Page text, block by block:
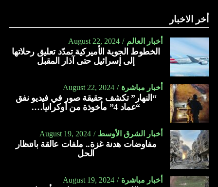
أخر الاخبار
أخبار العالم August 22, 2024
الخطوط الجوية الأميركية تمدّد تعليق رحلاتها
إلى إسرائيل حتى آذار المقبل
أخبار مباشرة August 22, 2024
“النهار” تكشف حقيقة صور في فيديو نفق
“عماد 4” مأخوذة من أوكرانيا….
أخبار الشرق الأوسط August 19, 2024
مفاوضات هدنة غزة.. ملفات عالقة بانتظار
الحل
أخبار مباشرة August 19, 2024